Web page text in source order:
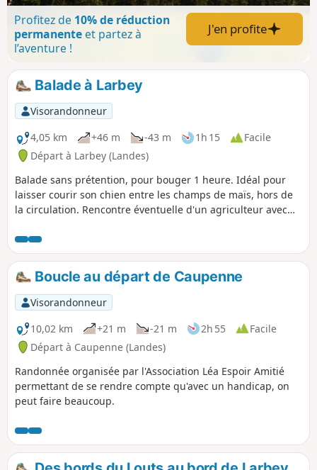
Profitez de 10% de réduction
permanenteet partez à
l’aventure !
J'en profite
Balade à Larbey
Visorandonneur
4,05 km
+46 m -43 m 1h 15
Facile
Départ à Larbey (Landes)
Balade sans prétention, pour bouger 1 heure. Idéal pour
laisser courir son chien entre les champs de maïs, hors de
la circulation. Rencontre éventuelle d'un agriculteur avec
Boucle au départ de Caupenne
Visorandonneur
10,02 km
+21 m -21 m 2h 55
Facile
Départ à Caupenne (Landes)
Randonnée organisée par l'Association Léa Espoir Amitié
permettant de se rendre compte qu'avec un handicap, on
peut faire beaucoup.